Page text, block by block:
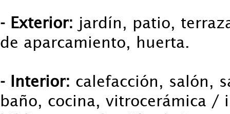
- Exterior: jardín, patio,
de aparcamiento, huerta.
- Interior: calefacción, salón,
baño, cocina, vitrocerámica /